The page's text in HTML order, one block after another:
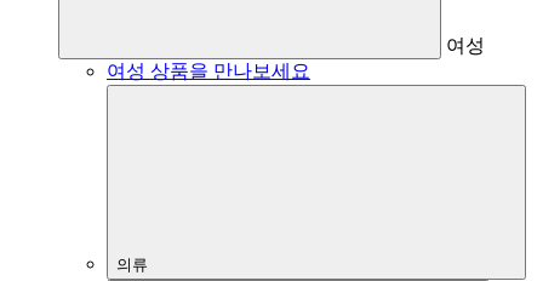
여성
여성 상품을 만나보세요
의류